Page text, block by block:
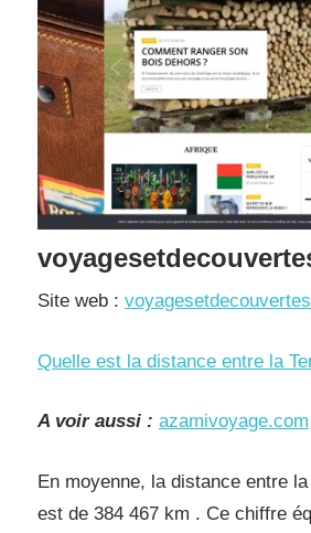
Site web :
Quelle est la distance entre la
A voir aussi : azamivoyage.com
En moyenne, la distance entre
est de 384 467 km . Ce chiffre